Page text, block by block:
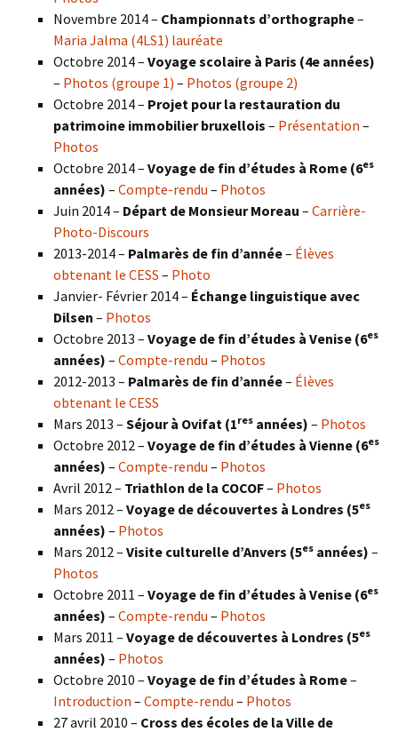
Novembre 2014 – Championnats d’orthographe–
Maria Jalma (4LS1) lauréate
Octobre 2014 – Voyage scolaire à Paris (4e années)
– Photos (groupe 1) – Photos (groupe 2)
Octobre 2014 – Projet pour la restauration du
patrimoine immobilier bruxellois – Présentation –
Photos
Octobre 2014 – Voyage de fin d’études à Rome (6es
années) – Compte-rendu – Photos
Juin 2014 – Départ de Monsieur Moreau – Carrière-
Photo-Discours
2013-2014 – Palmarès de fin d’année– Élèves
obtenant le CESS – Photo
Janvier- Février 2014 – Échange linguistique avec
Dilsen – Photos
Octobre 2013 – Voyage de fin d’études à Venise (6es
années) – Compte-rendu – Photos
2012-2013 – Palmarès de fin d’année– Élèves
obtenant le CESS
Mars 2013 – Séjour à Ovifat (1res années) – Photos
Octobre 2012 – Voyage de fin d’études à Vienne (6es
années) – Compte-rendu – Photos
Avril 2012 – Triathlon de la COCOF– Photos
Mars 2012 – Voyage de découvertes à Londres (5es
années) – Photos
Mars 2012 – Visite culturelle d’Anvers (5es années) –
Photos
Octobre 2011 – Voyage de fin d’études à Venise (6es
années) – Compte-rendu – Photos
Mars 2011 – Voyage de découvertes à Londres (5es
années) – Photos
Octobre 2010 – Voyage de fin d’études à Rome–
Introduction – Compte-rendu – Photos
27 avril 2010 – Cross des écoles de la Ville de